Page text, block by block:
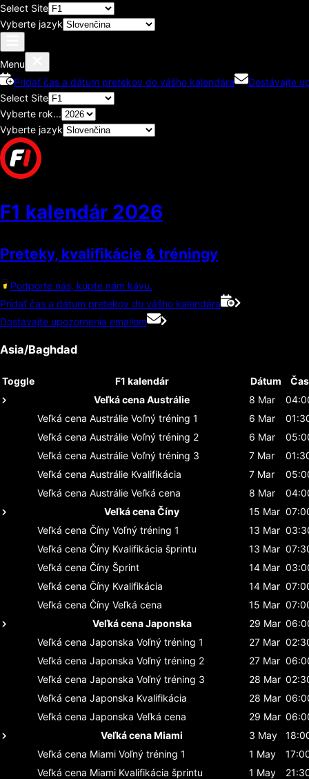
Select Site
Vyberte jazyk
Menu
Pridať čas a dátum pretekov do vášho kalendára
Dostávajte
Select Site
Vyberte rok...
Vyberte jazyk
F1 kalendár 2026
Preteky, kvalifikácie & tréningy
Podporte nás, kúpte nám kávu.
Pridať čas a dátum pretekov do vášho kalendára
Dostávajte upozornenia emailom
Asia/Baghdad
Toggle F1 kalendár Dátum
Čas
Veľká cena Austrálie
8 Mar
Veľká cena Austrálie Voľný tréning 1 6 Mar
Veľká cena Austrálie Voľný tréning 2 6 Mar
Veľká cena Austrálie Voľný tréning 3 7 Mar
Veľká cena Austrálie Kvalifikácia 7 Mar
Veľká cena Austrálie Veľká cena 8 Mar
Veľká cena Číny
15 Mar
Veľká cena Číny Voľný tréning 1 13 Mar
Veľká cena Číny Kvalifikácia šprintu 13 Mar
Veľká cena Číny Šprint 14 Mar
Veľká cena Číny Kvalifikácia 14 Mar
Veľká cena Číny Veľká cena 15 Mar
Veľká cena Japonska
29 Mar
Veľká cena Japonska Voľný tréning 1 27 Mar
Veľká cena Japonska Voľný tréning 2 27 Mar
Veľká cena Japonska Voľný tréning 3 28 Mar
Veľká cena Japonska Kvalifikácia 28 Mar
Veľká cena Japonska Veľká cena 29 Mar
Veľká cena Miami
3 May
Veľká cena Miami Voľný tréning 1 1 May
Veľká cena Miami Kvalifikácia šprintu 1 May